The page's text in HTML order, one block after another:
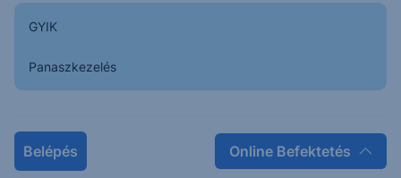
GYIK
Panaszkezelés
Belépés Online Befektetés
Napon belüli Historikus